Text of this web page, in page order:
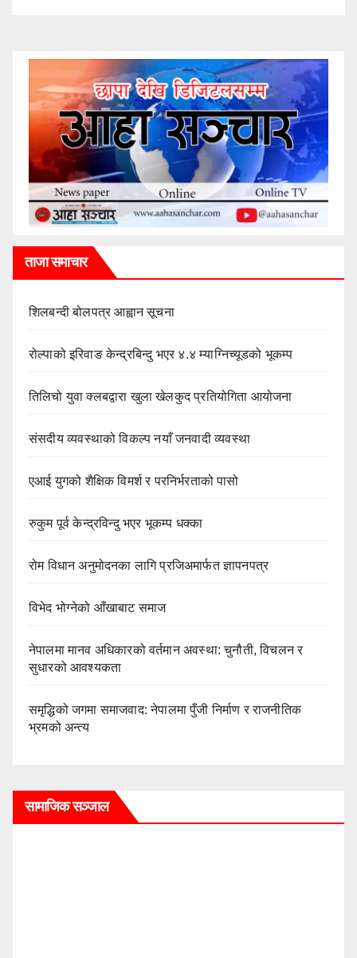
ताजा समाचार
शिलबन्दी बोलपत्र आह्वान सूचना
रोल्पाको इरिवाङ केन्द्रबिन्दु भएर ४.४ म्याग्निच्यूडको भूकम्प
तिलिचो युवा क्लबद्वारा खुला खेलकुद प्रतियोगिता आयोजना
संसदीय व्यवस्थाको विकल्प नयाँ जनवादी व्यवस्था
एआई युगको शैक्षिक विमर्श र परनिर्भरताको पासो
रुकुम पूर्व केन्द्रविन्दु भएर भूकम्प धक्का
रोम विधान अनुमोदनका लागि प्रजिअमार्फत ज्ञापनपत्र
विभेद भोग्नेको आँखाबाट समाज
नेपालमा मानव अधिकारको वर्तमान अवस्था: चुनौती, विचलन र
सुधारको आवश्यकता
समृद्धिको जगमा समाजवाद: नेपालमा पुँजी निर्माण र राजनीतिक
भ्रमको अन्त्य
सामाजिक सञ्जाल